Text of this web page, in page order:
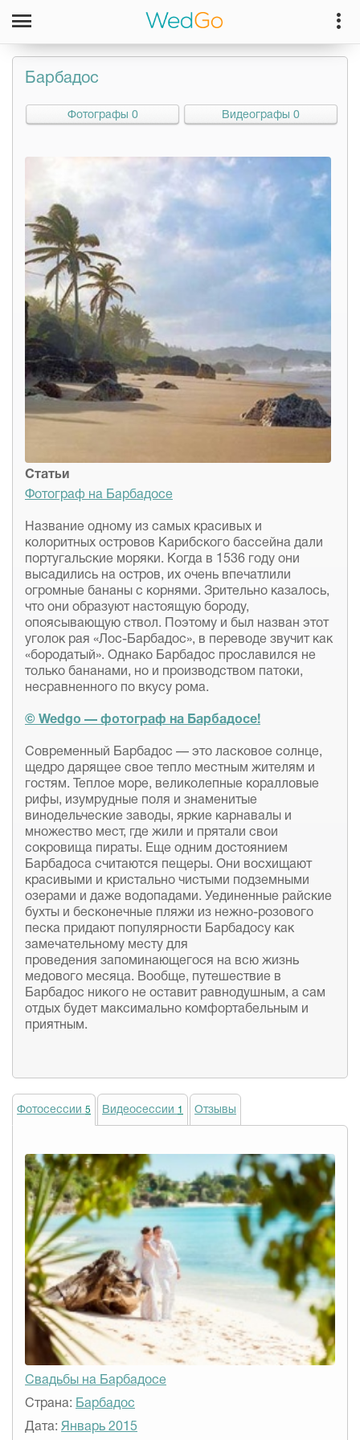
Барбадос
Фотографы 0 Видеографы 0
Статьи
Фотограф на Барбадосе
Название одному из самых красивых и
колоритных островов Карибского бассейна дали
португальские моряки. Когда в 1536 году они
высадились на остров, их очень впечатлили
огромные бананы с корнями. Зрительно казалось,
что они образуют настоящую бороду,
опоясывающую ствол. Поэтому и был назван этот
уголок рая «Лос-Барбадос», в переводе звучит как
«бородатый». Однако Барбадос прославился не
только бананами, но и производством патоки,
несравненного по вкусу рома.
© Wedgo — фотограф на Барбадосе!
Современный Барбадос — это ласковое солнце,
щедро дарящее свое тепло местным жителям и
гостям. Теплое море, великолепные коралловые
рифы, изумрудные поля и знаменитые
винодельческие заводы, яркие карнавалы и
множество мест, где жили и прятали свои
сокровища пираты. Еще одним достоянием
Барбадоса считаются пещеры. Они восхищают
красивыми и кристально чистыми подземными
озерами и даже водопадами. Уединенные райские
бухты и бесконечные пляжи из нежно-розового
песка придают популярности Барбадосу как
замечательному месту для
проведения запоминающегося на всю жизнь
медового месяца. Вообще, путешествие в
Барбадос никого не оставит равнодушным, а сам
отдых будет максимально комфортабельным и
приятным.
Фотосессии 5 Видеосессии 1 Отзывы
Свадьбы на Барбадосе
Страна: Барбадос
Дата: Январь 2015